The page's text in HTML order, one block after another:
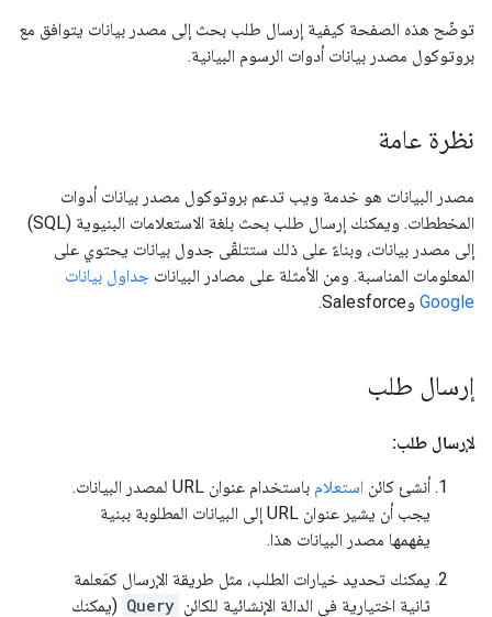
توضّح هذه الصفحة كيفية إرسال طلب بحث إلى مصدر بيانات يتوافق مع
بروتوكول مصدر بيانات أدوات الرسوم البيانية.
نظرة عامة
مصدر البيانات هو خدمة ويب تدعم بروتوكول مصدر بيانات أدوات
المخططات. ويمكنك إرسال طلب بحث بلغة الاستعلامات البنيوية (SQL)
إلى مصدر بيانات، وبناءً على ذلك ستتلقّى جدول بيانات يحتوي على
المعلومات المناسبة. ومن الأمثلة على مصادر البيانات جداول بيانات
Google وSalesforce.
إرسال طلب
لإرسال طلب:
أنشئ كائن استعلام
باستخدام عنوان URL لمصدر البيانات.
يجب أن يشير عنوان URL إلى البيانات المطلوبة ببنية
يفهمها مصدر البيانات هذا.
يمكنك تحديد خيارات الطلب، مثل طريقة الإرسال كمَعلمة
ثانية اختيارية في الدالة الإنشائية للكائن Query (يمكنك